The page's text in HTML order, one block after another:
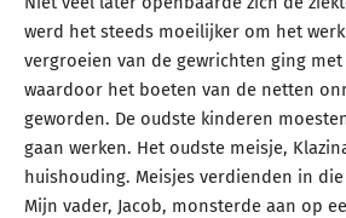
werd het steeds moeilijker om het
vergroeien van de gewrichten ging
waardoor het boeten van de netten
geworden. De oudste kinderen
gaan werken. Het oudste meisje,
huishouding. Meisjes verdienden in
Mijn vader, Jacob, monsterde aan op